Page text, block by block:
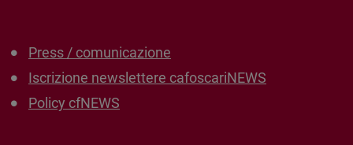
Press / comunicazione
Iscrizione newslettere cafoscariNEWS
Policy cfNEWS